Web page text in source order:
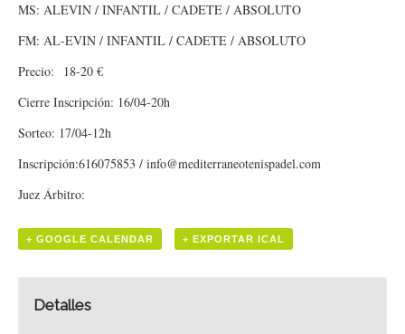
MS: ALEVIN / INFANTIL / CADETE / ABSOLUTO
FM: AL-EVIN / INFANTIL / CADETE / ABSOLUTO
Precio: 18-20 €
Cierre Inscripción: 16/04-20h
Sorteo: 17/04-12h
Inscripción:616075853 / info@mediterraneotenispadel.com
Juez Árbitro:
+ GOOGLE CALENDAR + EXPORTAR ICAL
Detalles